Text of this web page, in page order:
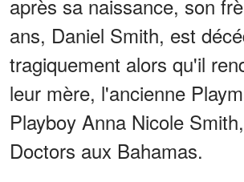
après sa naissance, son
ans, Daniel Smith, est
tragiquement alors qu'il
leur mère, l'ancienne
Playboy Anna Nicole
Doctors aux Bahamas.